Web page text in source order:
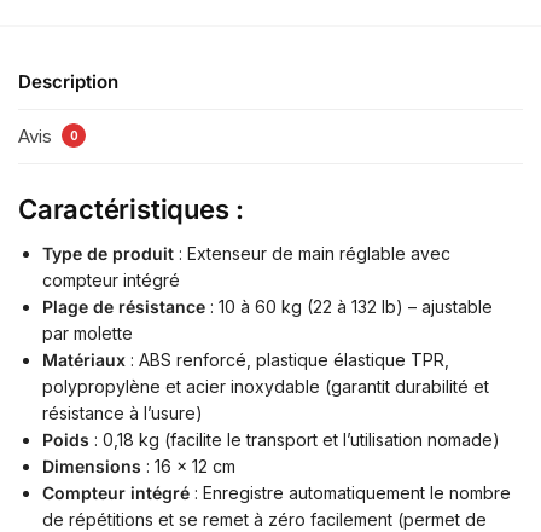
Description
Avis 0
Caractéristiques :
Type de produit : Extenseur de main réglable avec
compteur intégré
Plage de résistance : 10 à 60 kg (22 à 132 lb) – ajustable
par molette
Matériaux : ABS renforcé, plastique élastique TPR,
polypropylène et acier inoxydable (garantit durabilité et
résistance à l’usure)
Poids : 0,18 kg (facilite le transport et l’utilisation nomade)
Dimensions : 16 x 12 cm
Compteur intégré : Enregistre automatiquement le nombre
de répétitions et se remet à zéro facilement (permet de